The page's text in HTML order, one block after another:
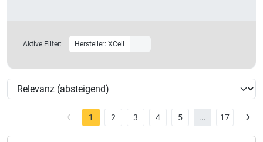
Aktive Filter: Hersteller: XCell
1 2 3 4 5 ... 17